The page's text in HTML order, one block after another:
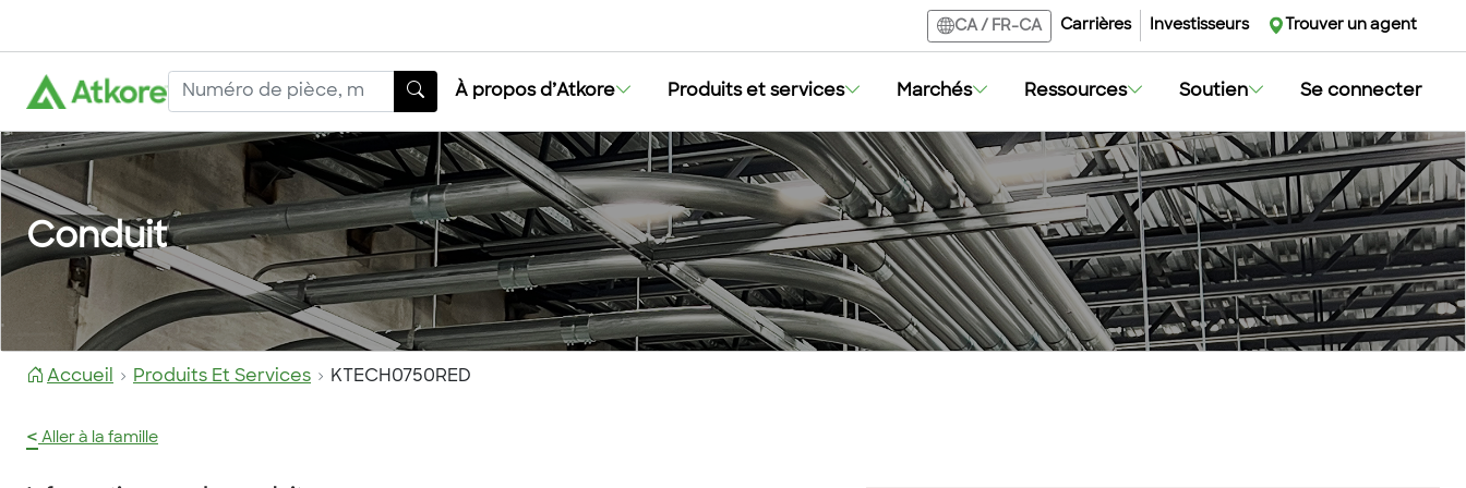
CA/ FR-CA Carrières Investisseurs Trouver un agent
À propos d’Atkore Produits et services Marchés Ressources Soutien Se connecter
Conduit
Accueil Produits Et Services KTECH0750RED
< Aller à la famille